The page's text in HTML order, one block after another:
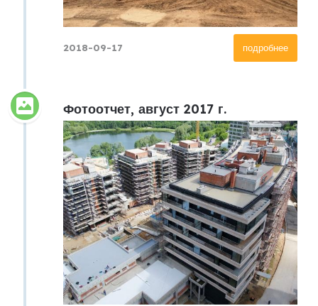
подробнее
2018-09-17
Фотоотчет, август 2017 г.